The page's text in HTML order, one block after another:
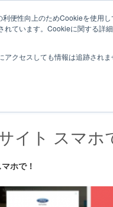
便性向上のためCookieを使用
れています。Cookieに関する詳
クセスしても情報は追跡され
サービスメニュー
イト スマホ
ホで！